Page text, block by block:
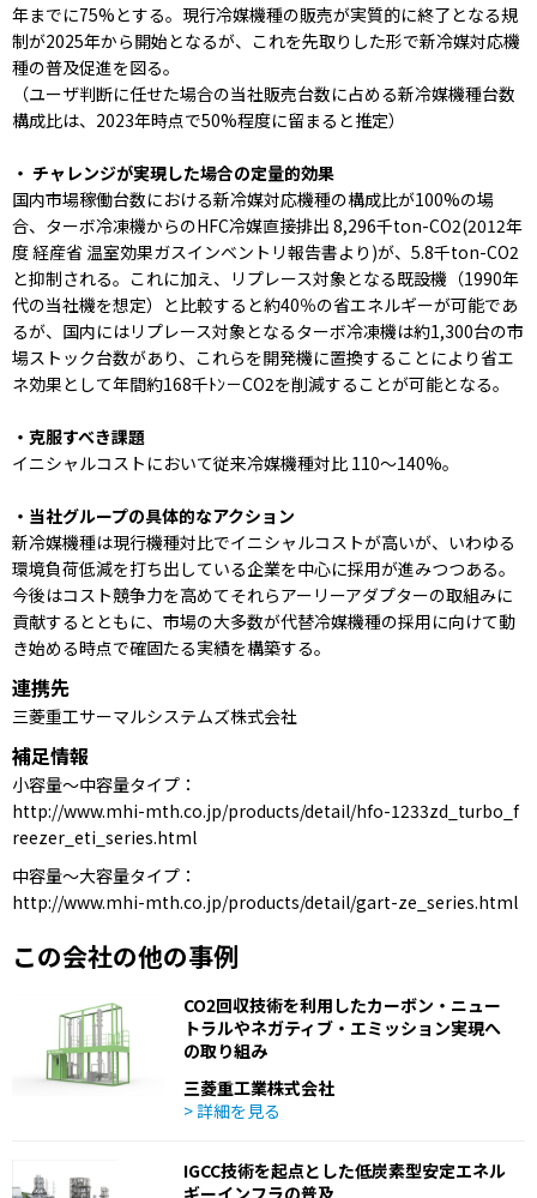
年までに75%とする。現行冷媒機種の販売が実質的に終了となる規
制が2025年から開始となるが、これを先取りした形で新冷媒対応機
種の普及促進を図る。
（ユーザ判断に任せた場合の当社販売台数に占める新冷媒機種台数
構成比は、2023年時点で50%程度に留まると推定）
・ チャレンジが実現した場合の定量的効果
国内市場稼働台数における新冷媒対応機種の構成比が100%の場
合、ターボ冷凍機からのHFC冷媒直接排出 8,296千ton-CO2(2012年
度 経産省 温室効果ガスインベントリ報告書より)が、5.8千ton-CO2
と抑制される。これに加え、リプレース対象となる既設機（1990年
代の当社機を想定）と比較すると約40％の省エネルギーが可能であ
るが、国内にはリプレース対象となるターボ冷凍機は約1,300台の市
場ストック台数があり、これらを開発機に置換することにより省エ
ネ効果として年間約168千ﾄﾝ－CO2を削減することが可能となる。
・克服すべき課題
イニシャルコストにおいて従来冷媒機種対比 110～140%。
・当社グループの具体的なアクション
新冷媒機種は現行機種対比でイニシャルコストが高いが、いわゆる
環境負荷低減を打ち出している企業を中心に採用が進みつつある。
今後はコスト競争力を高めてそれらアーリーアダプターの取組みに
貢献するとともに、市場の大多数が代替冷媒機種の採用に向けて動
き始める時点で確固たる実績を構築する。
連携先
三菱重工サーマルシステムズ株式会社
補足情報
小容量～中容量タイプ：
http://www.mhi-mth.co.jp/products/detail/hfo-1233zd_turbo_f
reezer_eti_series.html
中容量～大容量タイプ：
http://www.mhi-mth.co.jp/products/detail/gart-ze_series.html
この会社の他の事例
CO2回収技術を利用したカーボン・ニュー
トラルやネガティブ・エミッション実現へ
の取り組み
三菱重工業株式会社
> 詳細を見る
IGCC技術を起点とした低炭素型安定エネル
ギーインフラの普及